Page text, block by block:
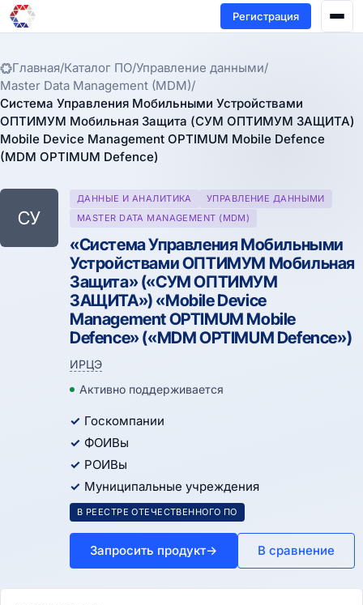
Регистрация
Главная/Каталог ПО/Управление данными/
Master Data Management (MDM)/
Система Управления Мобильными Устройствами
ОПТИМУМ Мобильная Защита (СУМ ОПТИМУМ ЗАЩИТА)
Mobile Device Management OPTIMUM Mobile Defence
(MDM OPTIMUM Defence)
СУ
ДАННЫЕ И АНАЛИТИКА
УПРАВЛЕНИЕ ДАННЫМИ
MASTER DATA MANAGEMENT (MDM)
«Система Управления Мобильными
Устройствами ОПТИМУМ Мобильная
Защита» («СУМ ОПТИМУМ
ЗАЩИТА») «Mobile Device
Management OPTIMUM Mobile
Defence» («MDM OPTIMUM Defence»)
ИРЦЭ
Активно поддерживается
Госкомпании
ФОИВы
РОИВы
Муниципальные учреждения
В РЕЕСТРЕ ОТЕЧЕСТВЕННОГО ПО
Запросить продукт→ В сравнение